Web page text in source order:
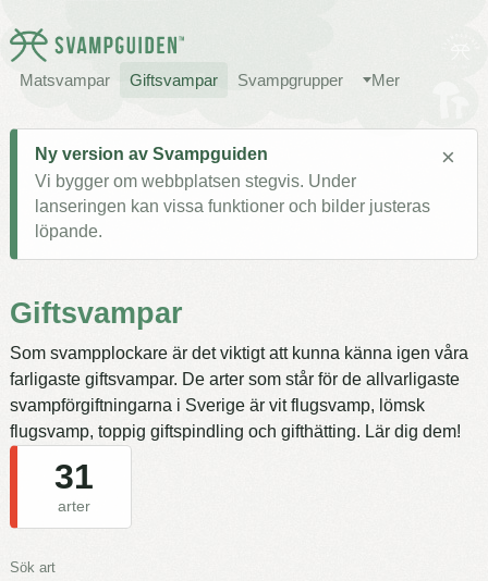
Matsvampar Giftsvampar Svampgrupper Mer
Ny version av Svampguiden
Vi bygger om webbplatsen stegvis. Under
lanseringen kan vissa funktioner och bilder justeras
löpande.
×
Giftsvampar
Som svampplockare är det viktigt att kunna känna igen våra
farligaste giftsvampar. De arter som står för de allvarligaste
svampförgiftningarna i Sverige är vit flugsvamp, lömsk
flugsvamp, toppig giftspindling och gifthätting. Lär dig dem!
31
arter
Sök art